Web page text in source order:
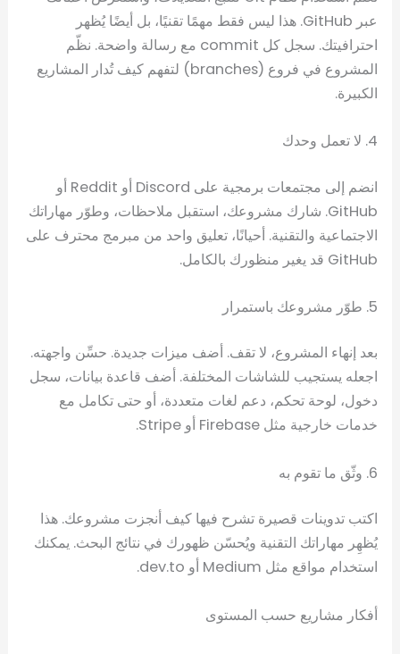
عبر GitHub. هذا ليس فقط مهمًا تقنيًا، بل أيضًا يُظهر
احترافيتك. سجل كل commit مع رسالة واضحة. نظّم
المشروع في فروع (branches) لتفهم كيف تُدار المشاريع
الكبيرة.
4. لا تعمل وحدك
انضم إلى مجتمعات برمجية على Discord أو Reddit أو
GitHub. شارك مشروعك، استقبل ملاحظات، وطوّر مهاراتك
الاجتماعية والتقنية. أحيانًا، تعليق واحد من مبرمج محترف على
GitHub قد يغير منظورك بالكامل.
5. طوّر مشروعك باستمرار
بعد إنهاء المشروع، لا تقف. أضف ميزات جديدة. حسِّن واجهته.
اجعله يستجيب للشاشات المختلفة. أضف قاعدة بيانات، سجل
دخول، لوحة تحكم، دعم لغات متعددة، أو حتى تكامل مع
خدمات خارجية مثل Firebase أو Stripe.
6. وثّق ما تقوم به
اكتب تدوينات قصيرة تشرح فيها كيف أنجزت مشروعك. هذا
يُظهِر مهاراتك التقنية ويُحسّن ظهورك في نتائج البحث. يمكنك
استخدام مواقع مثل Medium أو dev.to.
أفكار مشاريع حسب المستوى